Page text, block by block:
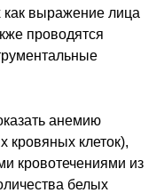
как выражение лица
проводятся
анемию
кровяных клеток),
кровотечениями из
белых